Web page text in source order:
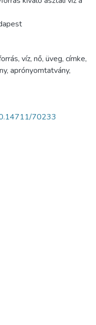
, víz, nő, üveg, címke,
, aprónyomtatvány,
70233